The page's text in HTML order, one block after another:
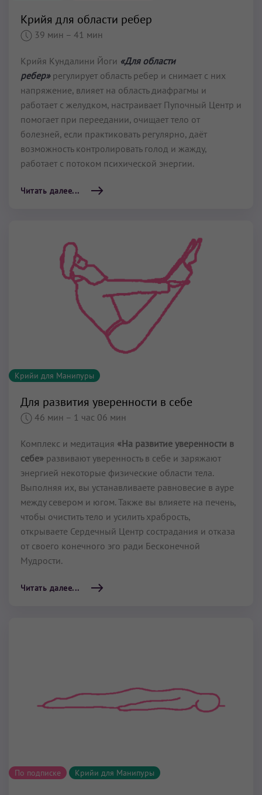
Крийя для области ребер
39 мин – 41 мин
Крийя Кундалини Йоги «Для области
ребер»регулирует область ребер и снимает с них
напряжение, влияет на область диафрагмы и
работает с желудком, настраивает Пупочный Центр и
помогает при переедании, очищает тело от
болезней, если практиковать регулярно, даёт
возможность контролировать голод и жажду,
работает с потоком психической энергии.
Читать далее...
Крийи для Манипуры
Для развития уверенности в себе
46 мин – 1 час 06 мин
Комплекс и медитация «На развитие уверенности в
себе» развивают уверенность в себе и заряжают
энергией некоторые физические области тела.
Выполняя их, вы устанавливаете равновесие в ауре
между севером и югом. Также вы влияете на печень,
чтобы очистить тело и усилить храбрость,
открываете Сердечный Центр сострадания и отказа
от своего конечного эго ради Бесконечной
Мудрости.
Читать далее...
По подписке Крийи для Манипуры